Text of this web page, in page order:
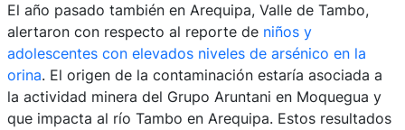
El año pasado también en Arequipa, Valle de Tambo,
alertaron con respecto al reporte de niños y
adolescentes con elevados niveles de arsénico en la
orina. El origen de la contaminación estaría asociada a
la actividad minera del Grupo Aruntani en Moquegua y
que impacta al río Tambo en Arequipa. Estos resultados